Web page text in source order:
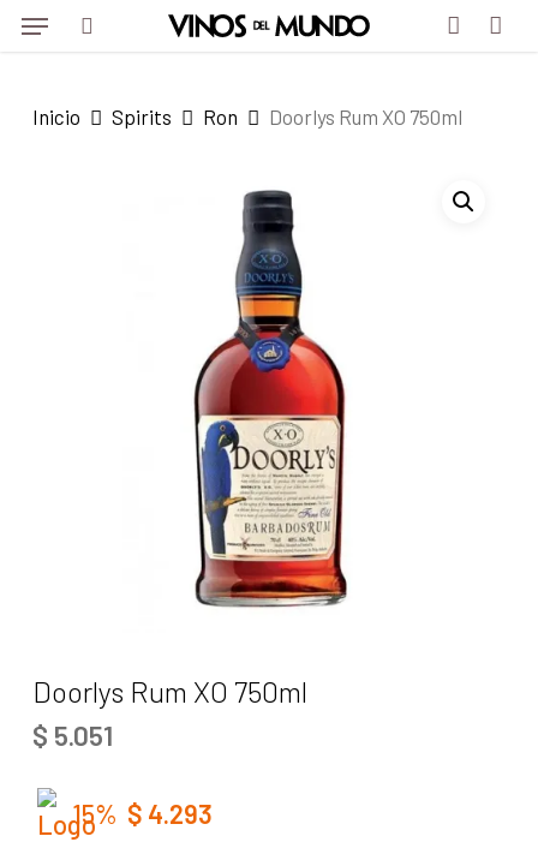
Skip
content
Menu
Inicio Spirits Ron Doorlys Rum XO 750ml
Doorlys Rum XO 750ml
$ 5.051
15% $ 4.293